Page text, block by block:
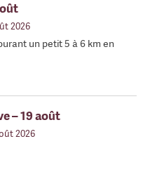
2026
un petit 5 à 6 km en
– 19 août
2026